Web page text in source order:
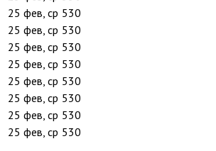
25 фев, ср 530
25 фев, ср 530
25 фев, ср 530
25 фев, ср 530
25 фев, ср 530
25 фев, ср 530
25 фев, ср 530
25 фев, ср 530